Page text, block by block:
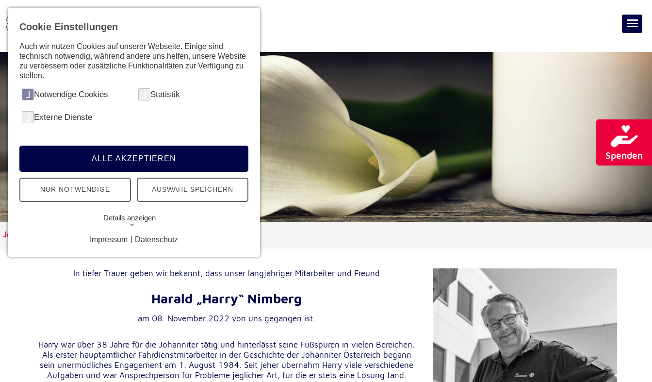
Spenden
Johanniter Österreich
In tiefer Trauer geben wir bekannt, dass unser langjähriger Mitarbeiter und Freund
Harald „Harry“ Nimberg
am 08. November 2022 von uns gegangen ist.
Harry war über 38 Jahre für die Johanniter tätig und hinterlässt seine Fußspuren in vielen Bereichen.
Als erster hauptamtlicher Fahrdienstmitarbeiter in der Geschichte der Johanniter Österreich begann
sein unermüdliches Engagement am 1. August 1984. Seit jeher übernahm Harry viele verschiedene
Aufgaben und war Ansprechperson für Probleme jeglicher Art, für die er stets eine Lösung fand.
Cookie Einstellungen
Auch wir nutzen Cookies auf unserer Webseite. Einige sind
technisch notwendig, während andere uns helfen, unsere Website
zu verbessern oder zusätzliche Funktionalitäten zur Verfügung zu
stellen.
Notwendige Cookies Statistik
Externe Dienste
ALLE AKZEPTIEREN
NUR NOTWENDIGE AUSWAHL SPEICHERN
Details anzeigen
Notwendige Cookies ermöglichen grundlegende Funktionen
und sind für die einwandfreie Funktion der Website
Google Analytics Opt-Out-Cookie
Zweck:
Dieser Cookie speichert die gewählte
Einverständnisoption bezüglich Google
Analytics Opt-Out
Cookie Laufzeit: 1 Jahr
Impressum Datenschutz